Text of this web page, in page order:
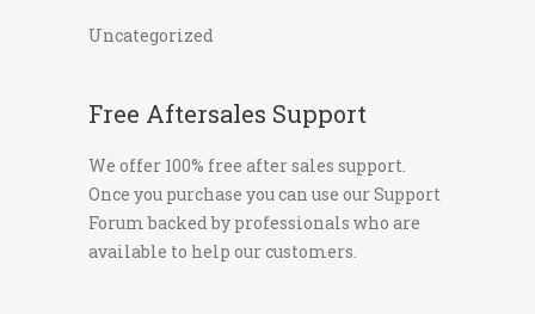
Uncategorized
Free Aftersales Support
We offer 100% free after sales support.
Once you purchase you can use ourSupport
Forumbacked by professionals who are
available to help our customers.